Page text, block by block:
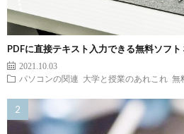
PDFに直接テキスト入力できる無料ソフ
2021.10.03
パソコンの関連
大学と授業のあれこれ 無